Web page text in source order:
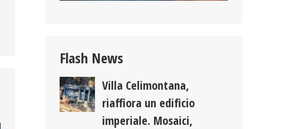
Flash News
Villa Celimontana,
riaffiora un edificio
imperiale. Mosaici,